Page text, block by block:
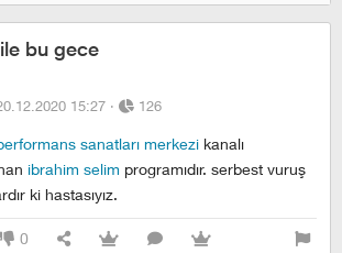
bu gece
15:27 · 126
sanatları merkezi kanalı
i̇brahim selim programıdır. serbest vuruş
ki hastasıyız.
0